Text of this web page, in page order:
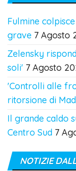
Fulmine
grave 7 Agosto
Zelensky
soli' 7 Agosto
'Controlli alle
ritorsione di
Il grande caldo
Centro Sud 7
NOTIZIE